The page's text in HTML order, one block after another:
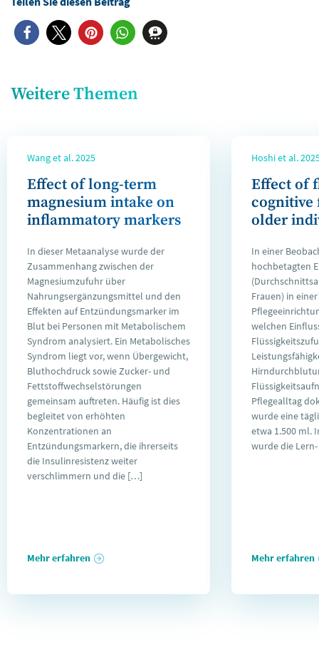
Weitere Themen
Wang et al. 2025
Effect of long-term
magnesium intake on
inflammatory markers
In dieser Metaanalyse wurde der
Zusammenhang zwischen der
Magnesiumzufuhr über
Nahrungsergänzungsmittel und den
Effekten auf Entzündungsmarker im
Blut bei Personen mit Metabolischem
Syndrom analysiert. Ein Metabolisches
Syndrom liegt vor, wenn Übergewicht,
Bluthochdruck sowie Zucker- und
Fettstoffwechselstörungen
gemeinsam auftreten. Häufig ist dies
begleitet von erhöhten
Konzentrationen an
Entzündungsmarkern, die ihrerseits
die Insulinresistenz weiter
verschlimmern und die […]
Mehr erfahren
Hoshi et al.
Effect of
older
In einer
hochbetagten
Frauen) in
welchen
Pflegealltag
wurde eine
etwa 1.500 ml.
wurde die
Mehr erfahren